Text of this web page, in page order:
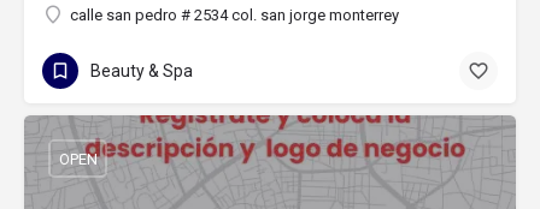
calle san pedro # 2534 col. san jorge monterrey
Beauty & Spa
OPEN